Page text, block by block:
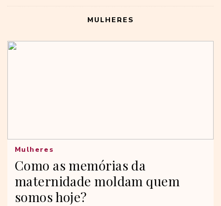
MULHERES
Como as memórias da
maternidade moldam quem
somos hoje?
Mulheres